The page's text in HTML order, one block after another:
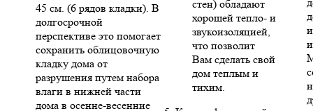
45 см. (6 рядов кладки). В
долгосрочной
перспективе это помогает
сохранить облицовочную
кладку дома от
разрушения путем набора
влаги в нижней части
дома в осенне-весенние
стен) обладают
хорошей тепло- и
звукоизоляцией,
что позволит
Вам сделать свой
дом теплым и
тихим.